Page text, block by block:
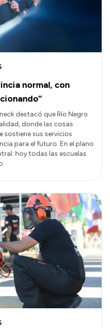
normal, con
destacó que Río Negro
donde las cosas
sostiene sus servicios
para el futuro. En el plano
hoy todas las escuelas